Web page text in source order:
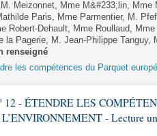
Meizonnet, Mme M&#233;lin,
Paris, Mme Parmentier, M.
Robert-Dehault, Mme Roullaud,
la Pagerie, M. Jean-Philippe
renseigné
les compétences du Parquet
12 - ÉTENDRE LES
- Lecture